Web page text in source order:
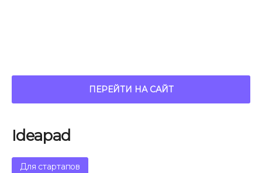
ПЕРЕЙТИ НА САЙТ
Ideapad
Для стартапов